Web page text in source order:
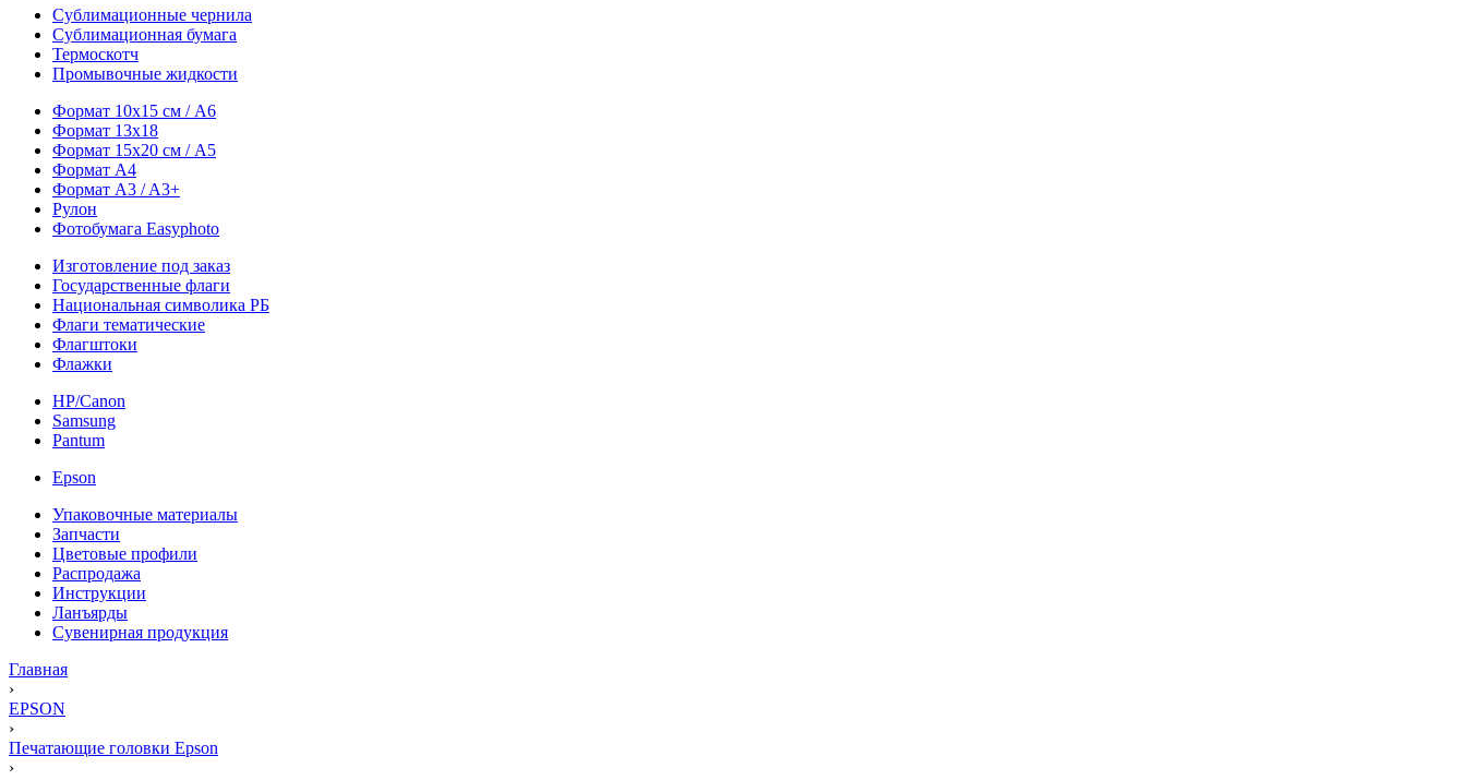
Сублимационные чернила
Сублимационная бумага
Термоскотч
Промывочные жидкости
Формат 10х15 см / A6
Формат 13х18
Формат 15х20 см / A5
Формат А4
Формат A3 / A3+
Рулон
Фотобумага Easyphoto
Изготовление под заказ
Государственные флаги
Национальная символика РБ
Флаги тематические
Флагштоки
Флажки
HP/Canon
Samsung
Pantum
Epson
Упаковочные материалы
Запчасти
Цветовые профили
Распродажа
Инструкции
Ланъярды
Сувенирная продукция
Главная
›
EPSON
›
Печатающие головки Epson
›